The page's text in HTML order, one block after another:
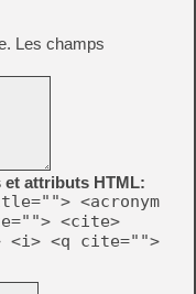
Les champs
et attributs HTML:
<acronym
<cite>
<i> <q cite="">